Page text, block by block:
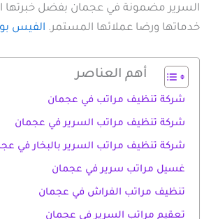
السرير مضمونة في عجمان بفضل خبرتها
خدماتها ورضا عملائها المستمر. الفيس
أهم العناصر
شركة تنظيف مراتب في عجمان
شركة تنظيف مراتب السرير في عجمان
شركة تنظيف مراتب السرير بالبخار في
غسيل مراتب سرير في عجمان
تنظيف مراتب الفراش في عجمان
تعقيم مراتب السرير في عجمان